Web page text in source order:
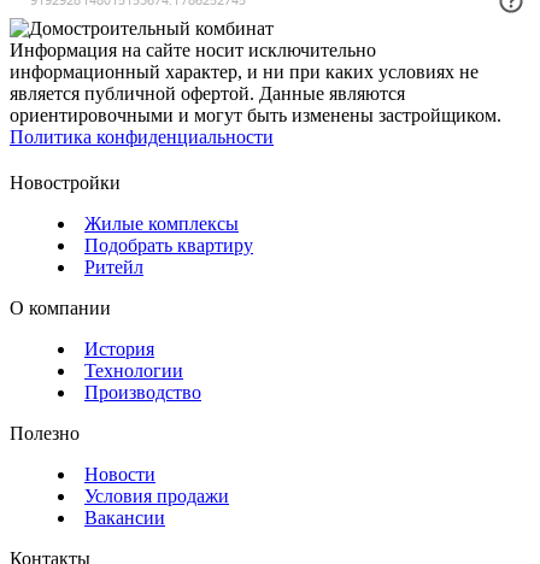
Информация на сайте носит исключительно
информационный характер, и ни при каких условиях не
является публичной офертой. Данные являются
ориентировочными и могут быть изменены застройщиком.
Политика конфиденциальности
Новостройки
Жилые комплексы
Подобрать квартиру
Ритейл
О компании
История
Технологии
Производство
Полезно
Новости
Условия продажи
Вакансии
Контакты